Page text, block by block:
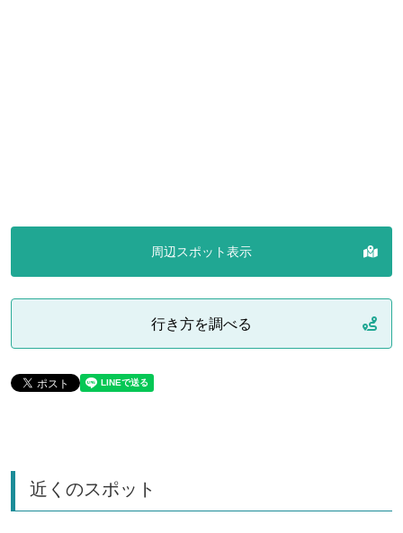
周辺スポット表示
行き方を調べる
近くのスポット